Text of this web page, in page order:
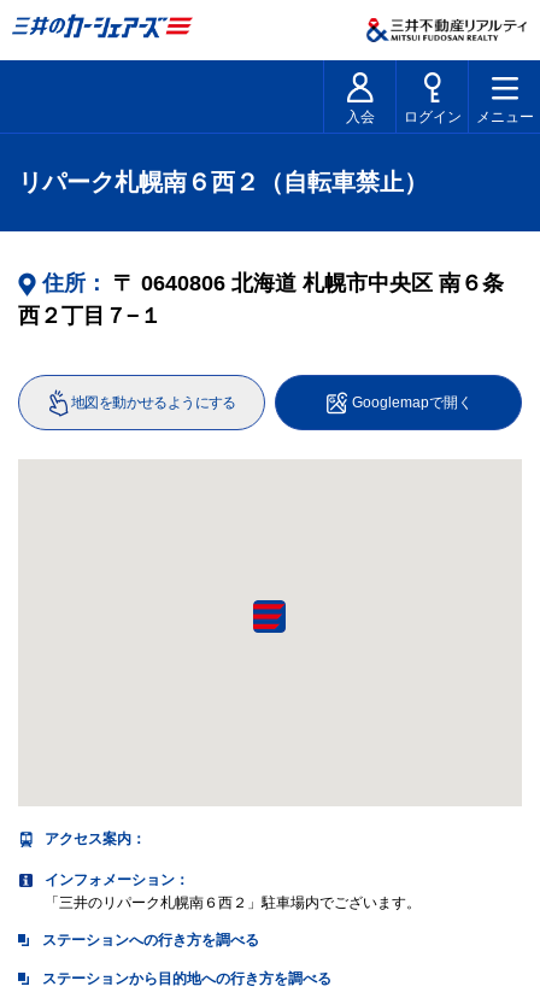
入会 ログイン メニュー
リパーク札幌南６西２（自転車禁止）
住所： 〒 0640806 北海道 札幌市中央区 南６条
西２丁目７−１
地図を動かせるようにする Googlemapで開く
アクセス案内 ：
インフォメーション：
「三井のリパーク札幌南６西２」駐車場内でございます。
ステーションへの行き方を調べる
ステーションから目的地への行き方を調べる